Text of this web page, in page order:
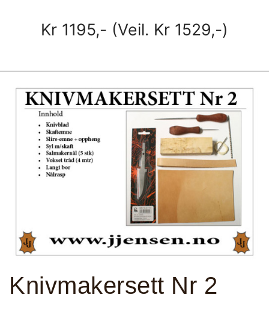
Kr 1195,- (Veil. Kr 1529,-)
Knivmakersett Nr 2